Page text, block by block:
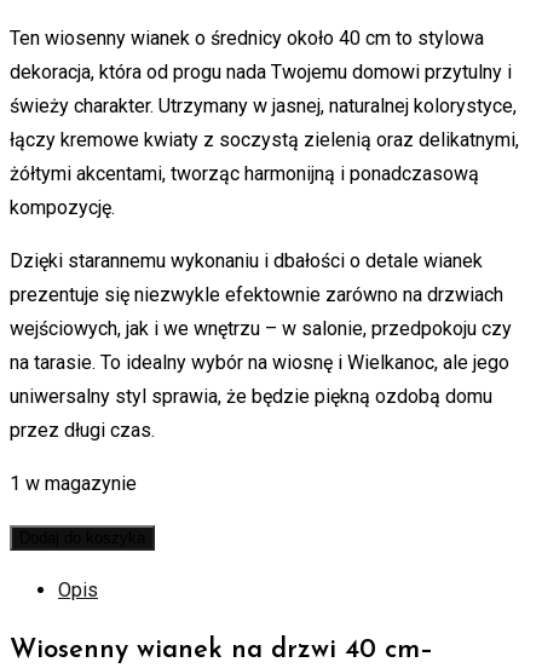
Ten wiosenny wianek o średnicy około 40 cm to stylowa
dekoracja, która od progu nada Twojemu domowi przytulny i
świeży charakter. Utrzymany w jasnej, naturalnej kolorystyce,
łączy kremowe kwiaty z soczystą zielenią oraz delikatnymi,
żółtymi akcentami, tworząc harmonijną i ponadczasową
kompozycję.
Dzięki starannemu wykonaniu i dbałości o detale wianek
prezentuje się niezwykle efektownie zarówno na drzwiach
wejściowych, jak i we wnętrzu – w salonie, przedpokoju czy
na tarasie. To idealny wybór na wiosnę i Wielkanoc, ale jego
uniwersalny styl sprawia, że będzie piękną ozdobą domu
przez długi czas.
1 w magazynie
Opis
Wiosenny wianek na drzwi 40 cm–